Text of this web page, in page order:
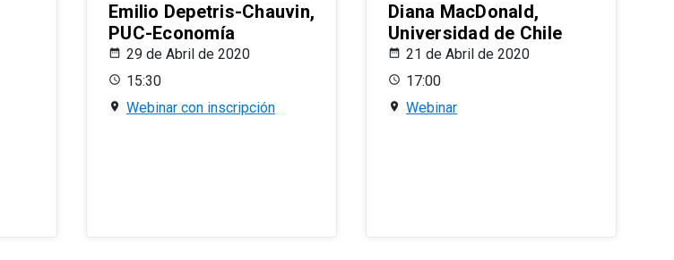
Emilio Depetris-Chauvin,
PUC-Economía
29 de Abril de 2020
15:30
Webinar con inscripción
Diana MacDonald,
Universidad de Chile
21 de Abril de 2020
17:00
Webinar